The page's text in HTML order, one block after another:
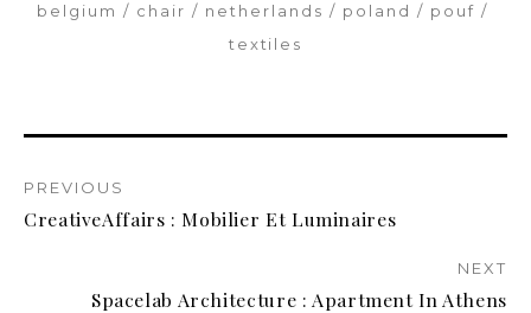
belgium chair netherlands poland
pouf
textiles
PREVIOUS
CreativeAffairs : Mobilier Et Luminaires
NEXT
Spacelab Architecture : Apartment In Athens